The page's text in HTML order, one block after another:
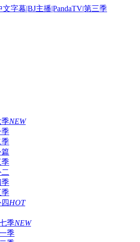
季NEW
季
季
篇
季
季
季
HOT
季NEW
季